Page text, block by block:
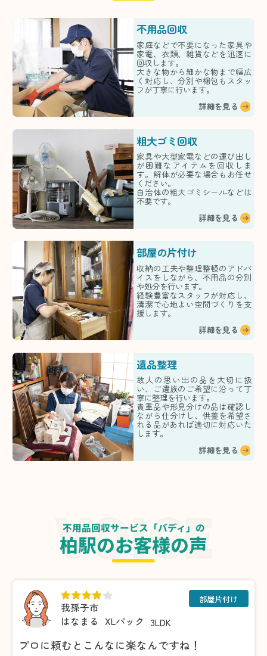
不用品回収
家庭などで不要になった家具や
家電、衣類、雑貨などを迅速に
回収します。
大きな物から細かな物まで幅広
く対応し、分別や梱包もスタッ
フが丁寧に行います。
詳細を見る
粗大ゴミ回収
家具や大型家電などの運び出し
が困難なアイテムを回収しま
す。解体が必要な場合もお任せ
ください。
自治体の粗大ゴミシールなどは
不要です。
詳細を見る
部屋の片付け
収納の工夫や整理整頓のアドバ
イスをしながら、不用品の分別
や処分を行います。
経験豊富なスタッフが対応し、
清潔で心地よい空間づくりを支
援します。
詳細を見る
遺品整理
故人の思い出の品を大切に扱
い、ご遺族のご希望に沿って丁
寧に整理を行います。
貴重品や形見分けの品は確認し
ながら仕分けし、供養を希望さ
れる品があれば適切に対応いた
します。
詳細を見る
不用品回収サービス「バディ」の
柏駅のお客様の声
我孫子市
はなまる
XLパック 3LDK
部屋片付け
プロに頼むとこんなに楽なんですね！